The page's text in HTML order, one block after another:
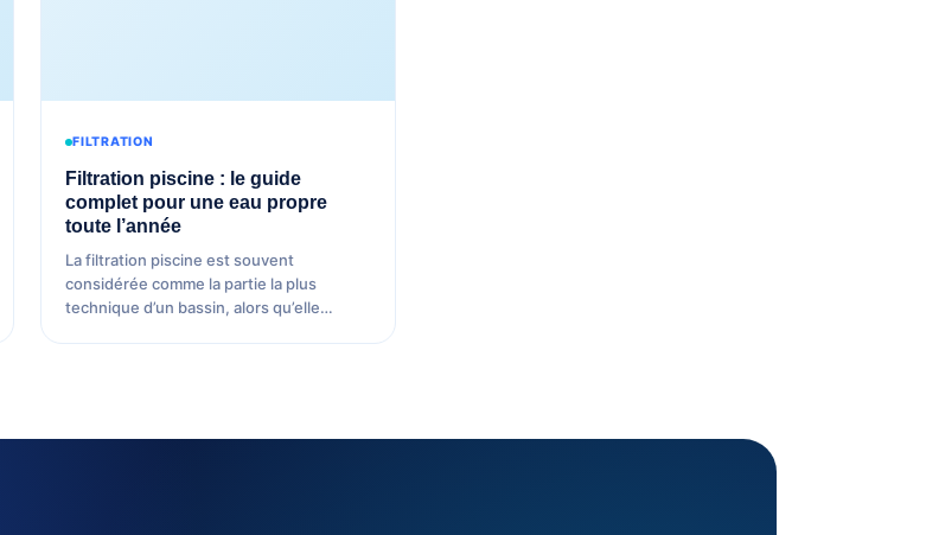
FILTRATION
Filtration piscine : le guide
complet pour une eau propre
toute l’année
La filtration piscine est souvent
considérée comme la partie la plus
technique d’un bassin, alors qu’elle…